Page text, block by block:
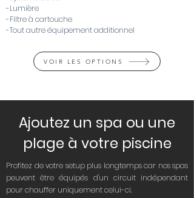
-Lumière
-Filtre à cartouche
-Tout autre équipement additionnel
VOIR LES OPTIONS
Ajoutez un spa ou une
plage à votre piscine
Profitez de votre setup plus longtemps car nos spas
peuvent être équipés d'un circuit indépendant
pour chauffer uniquement celui-ci.